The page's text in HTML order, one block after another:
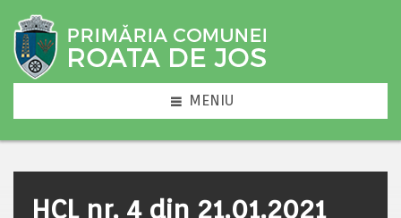
MENIU
HCL nr. 4 din 21.01.2021